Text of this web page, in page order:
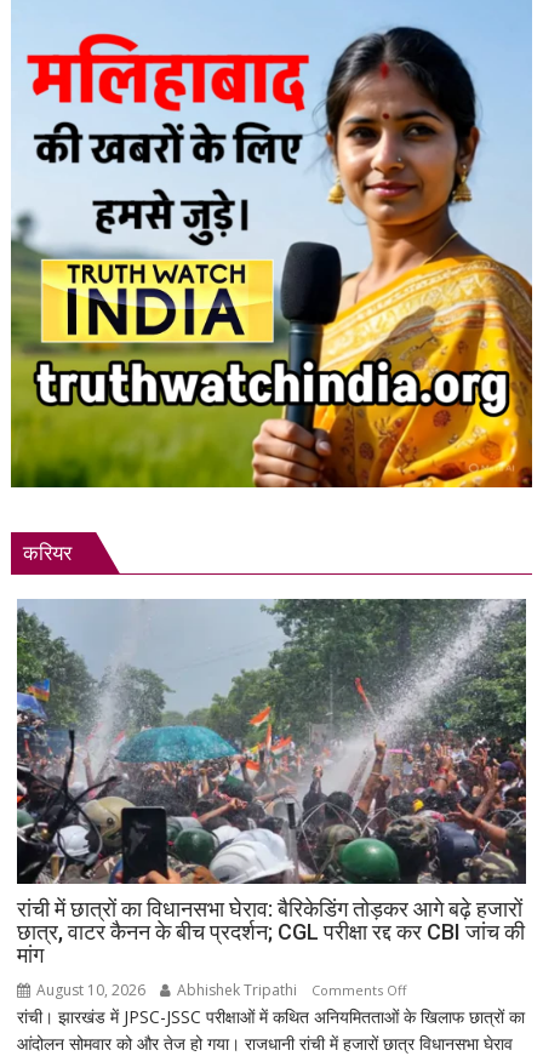
मेंमौतों
की
आशंका
करियर
रांची में छात्रों का विधानसभा घेराव: बैरिकेडिंग तोड़कर आगे बढ़े हजारों
छात्र, वाटर कैनन के बीच प्रदर्शन; CGL परीक्षा रद्द कर CBI जांच की
मांग
August 10, 2026 Abhishek Tripathi Comments Offon
रांची
में
रांची। झारखंड में JPSC-JSSC परीक्षाओं में कथित अनियमितताओं के खिलाफ छात्रों का
आंदोलन सोमवार को और तेज हो गया। राजधानी रांची में हजारों छात्र विधानसभा घेराव